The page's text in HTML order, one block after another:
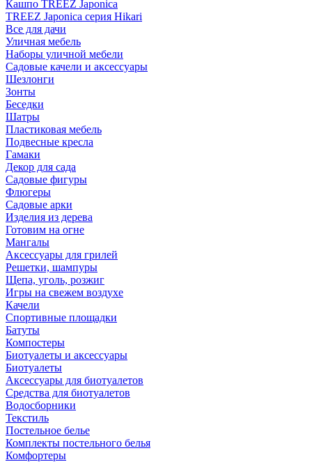
Кашпо TREEZ Japonica
TREEZ Japonica серия Hikari
Все для дачи
Уличная мебель
Наборы уличной мебели
Садовые качели и аксессуары
Шезлонги
Зонты
Беседки
Шатры
Пластиковая мебель
Подвесные кресла
Гамаки
Декор для сада
Садовые фигуры
Флюгеры
Садовые арки
Изделия из дерева
Готовим на огне
Мангалы
Аксессуары для грилей
Решетки, шампуры
Щепа, уголь, розжиг
Игры на свежем воздухе
Качели
Спортивные площадки
Батуты
Компостеры
Биотуалеты и аксессуары
Биотуалеты
Аксессуары для биотуалетов
Средства для биотуалетов
Водосборники
Текстиль
Постельное белье
Комплекты постельного белья
Комфортеры